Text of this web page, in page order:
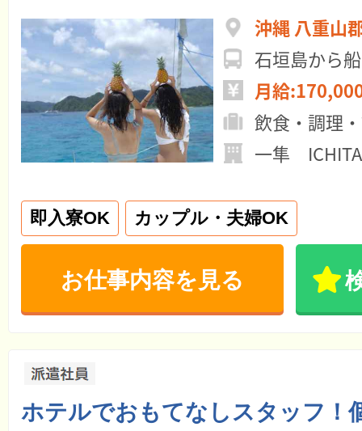
沖縄 八重山
石垣島から
月給
飲食・調理
一隼
即入寮OK カップル・夫婦OK
お仕事内容を見る
ホテルでおもてなしスタッフ！